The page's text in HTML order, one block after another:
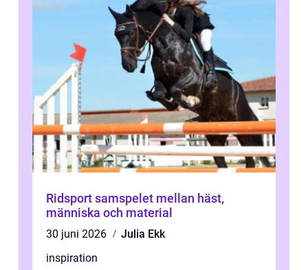
Ridsport samspelet mellan häst,
människa och material
30 juni 2026
Julia Ekk
inspiration